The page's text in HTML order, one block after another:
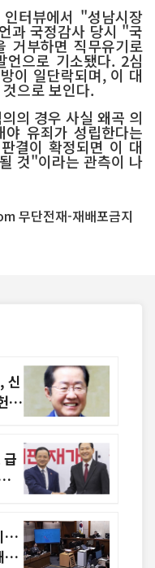
터뷰에서 "성남시장
과 국정감사 당시 "국
거부하면 직무유기로
언으로 기소됐다. 2심
이 일단락되며, 이 대
것으로 보인다.
의 경우 사실 왜곡 의
유죄가 성립한다는
결이 확정되면 이 대
것"이라는 관측이 나
무단전재-재배포금지
신
법
…
”